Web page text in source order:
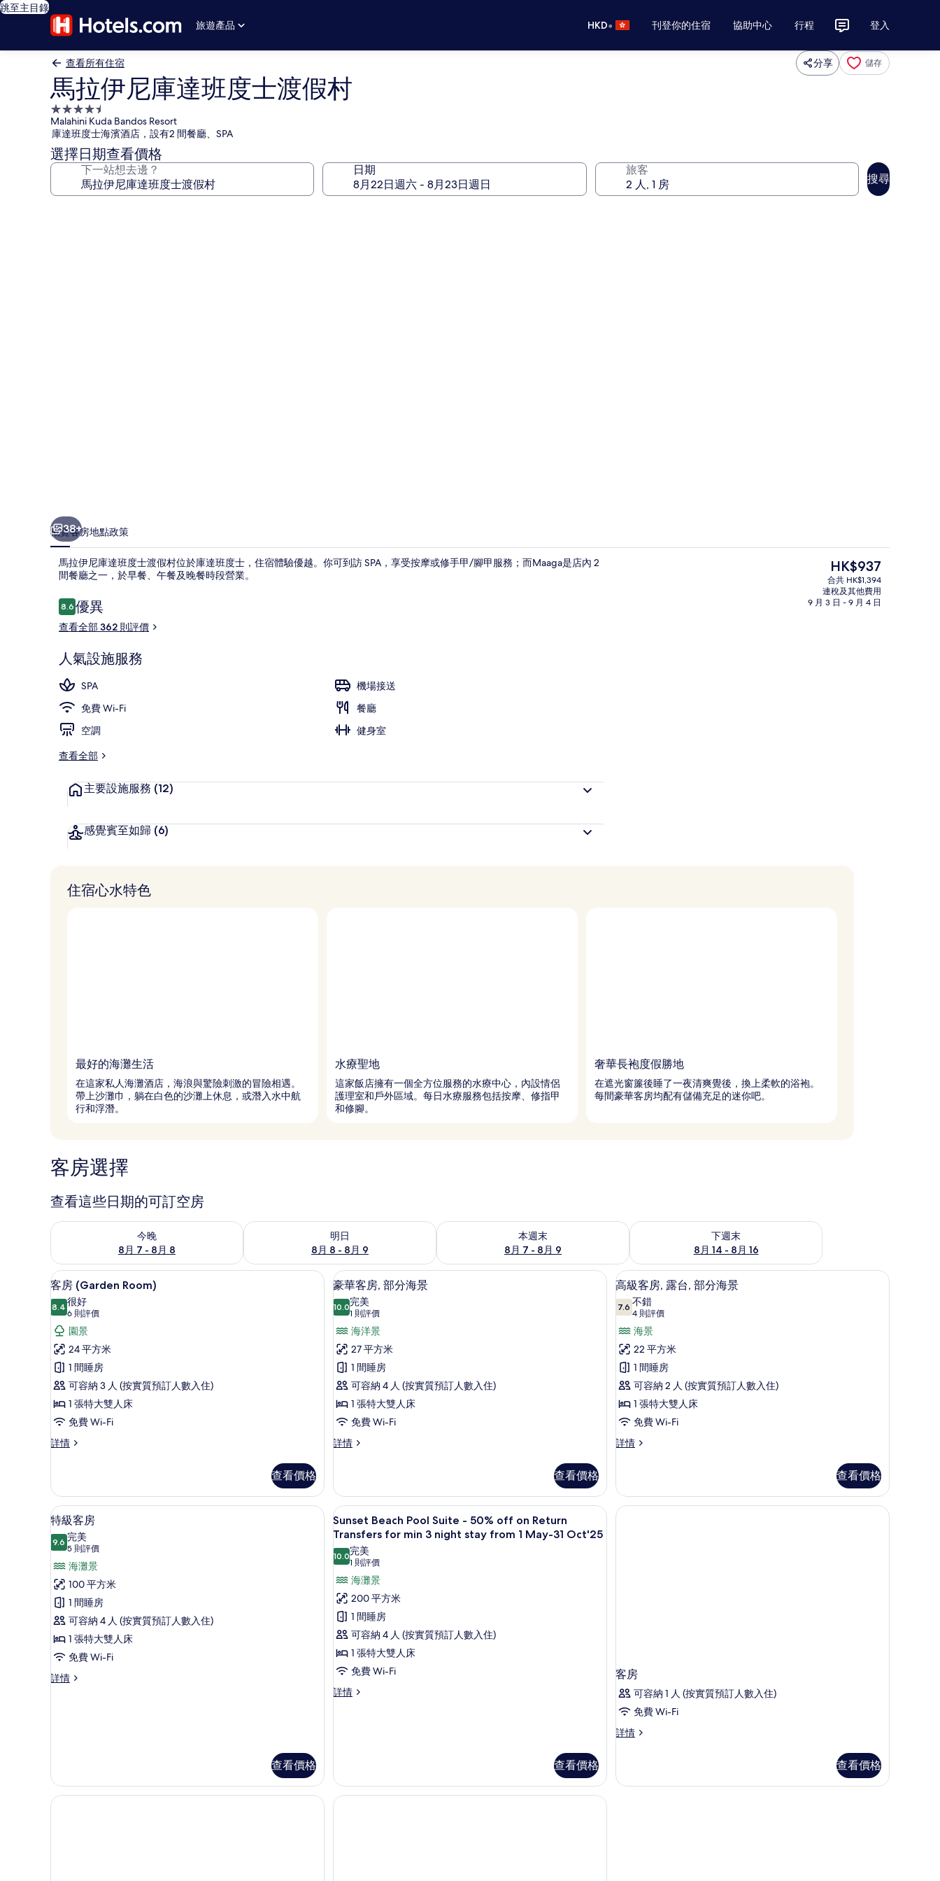
跳至主目錄
旅遊產品
HKD• 刊登你的住宿 協助中心 行程 登入
查看所有住宿 分享 儲存
馬拉伊尼庫達班度士渡假村
4.5
星
級
住
宿
Malahini Kuda Bandos Resort
庫達班度士海濱酒店，設有2 間餐廳、SPA
選擇日期查看價格
下一站想去邊？ 日期 旅客
搜尋
集
迷你吧、房內夾萬、遮光窗簾/窗簾、熨斗/熨衫板
Sunset Beach Pool Suite - 50% off on Return Transfers for min 3 night stay from 1
2 間餐廳；供應早餐、午餐和晚餐
38+
概覽客房地點政策
馬拉伊尼庫達班度士渡假村位於庫達班度士，住宿體驗優越。你可到訪 SPA，享受按摩或修手甲/腳甲服務；而Maaga是店內 2
間餐廳之一，於早餐、午餐及晚餐時段營業。
評
價
8.68.6 分，滿分 10 分，
優異
查看全部 362 則評價
人氣設施服務
SPA
機場接送
免費 Wi-Fi
餐廳
空調
健身室
查看全部
主要設施服務 (12)
感覺賓至如歸 (6)
現
價
HK$937
HK$937
合共 HK$1,394
連稅及其他費用
9 月 3 日 - 9 月 4 日
住宿心水特色
最好的海灘生活
在這家私人海灘酒店，海浪與驚險刺激的冒險相遇。
帶上沙灘巾，躺在白色的沙灘上休息，或潛入水中航
行和浮潛。
水療聖地
這家飯店擁有一個全方位服務的水療中心，內設情侶
護理室和戶外區域。每日水療服務包括按摩、修指甲
和修腳。
奢華長袍度假勝地
在遮光窗簾後睡了一夜清爽覺後，換上柔軟的浴袍。
每間豪華客房均配有儲備充足的迷你吧。
客房選擇
查看這些日期的可訂空房
今晚
8月 7 - 8月 8
查看今晚 8月 7 - 8月 8的可訂空房
明日
8月 8 - 8月 9
查看明日 8月 8 - 8月 9的可訂空房
本週末
8月 7 - 8月 9
查看本週末 8月 7 - 8月 9的可訂空房
下週末
8月 14 - 8月 16
查看下週末 8月 14 - 8月 16的可訂空房
載
入
所
有
客
房
(Garden
Room)
的
相
客房 (Garden Room) | 迷你吧、房內夾萬、遮光窗簾/窗簾、熨斗/熨衫板
4
客房 (Garden Room)
8.48.4 分，滿分 10 分
很好
6 則評價
(6
則
評
價)
園景
24 平方米
1 間睡房
可容納 3 人 (按實質預訂人數入住)
1 張特大雙人床
免費 Wi-Fi
詳情
客
詳
情
查看價格
載
入
所
有
豪
華
客
房,
部
分
的
相
片
3
豪華客房, 部分海景
10.010.0 分，滿分 10 分
完美
1 則評價
(1
則
評
價)
海洋景
27 平方米
1 間睡房
可容納 4 人 (按實質預訂人數入住)
1 張特大雙人床
免費 Wi-Fi
詳情
豪
部
分
海
景
情
查看價格
載
入
所
有
高
級
客
房,
露
台,
海
景
高級客房, 露台, 部分海景 | 客房景觀
4
高級客房, 露台, 部分海景
7.67.6 分，滿分 10 分
不錯
4 則評價
(4
則
評
價)
海景
22 平方米
1 間睡房
可容納 2 人 (按實質預訂人數入住)
1 張特大雙人床
免費 Wi-Fi
詳情
高
露
台,
部
查看價格
載
入
所
有
特
級
客
房
的
相
8
特級客房
9.69.6 分，滿分 10 分
完美
5 則評價
(5
則
評
價)
海灘景
100 平方米
1 間睡房
可容納 4 人 (按實質預訂人數入住)
1 張特大雙人床
免費 Wi-Fi
詳情
特
查看價格
載
入
所
有
Sunset
Beach
Pool
Suite
-
50%
on
3
night
Sunset Beach Pool Suite - 50% off on Return Transfers for min 3 night stay from 1 May-31 Oct'25 | 迷你吧、房內
6
Sunset Beach Pool Suite - 50% off on Return
Transfers for min 3 night stay from 1 May-31 Oct'25
10.010.0 分，滿分 10 分
完美
1 則評價
(1
則
評
價)
海灘景
200 平方米
1 間睡房
可容納 4 人 (按實質預訂人數入住)
1 張特大雙人床
免費 Wi-Fi
詳情
Sunset
on
Return
Transfers
查看價格
客房
可容納 1 人 (按實質預訂人數入住)
免費 Wi-Fi
詳情
客
查看價格